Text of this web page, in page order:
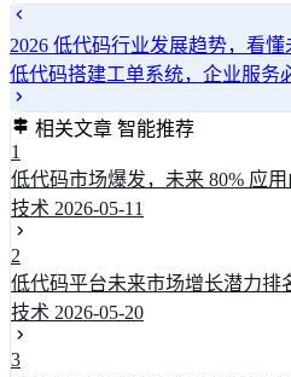
2026 低代码行业发展趋势，看懂
低代码搭建工单系统，企业服务
相关文章 智能推荐
1
低代码市场爆发，未来 80% 应
技术 2026-05-11
2
低代码平台未来市场增长潜力排
技术 2026-05-20
3